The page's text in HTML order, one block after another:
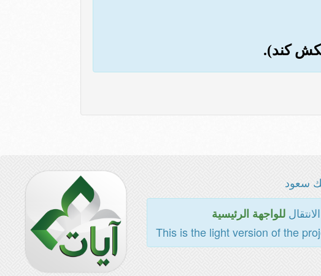
سعود
للواجهة الرئيسية
This is the light version of the